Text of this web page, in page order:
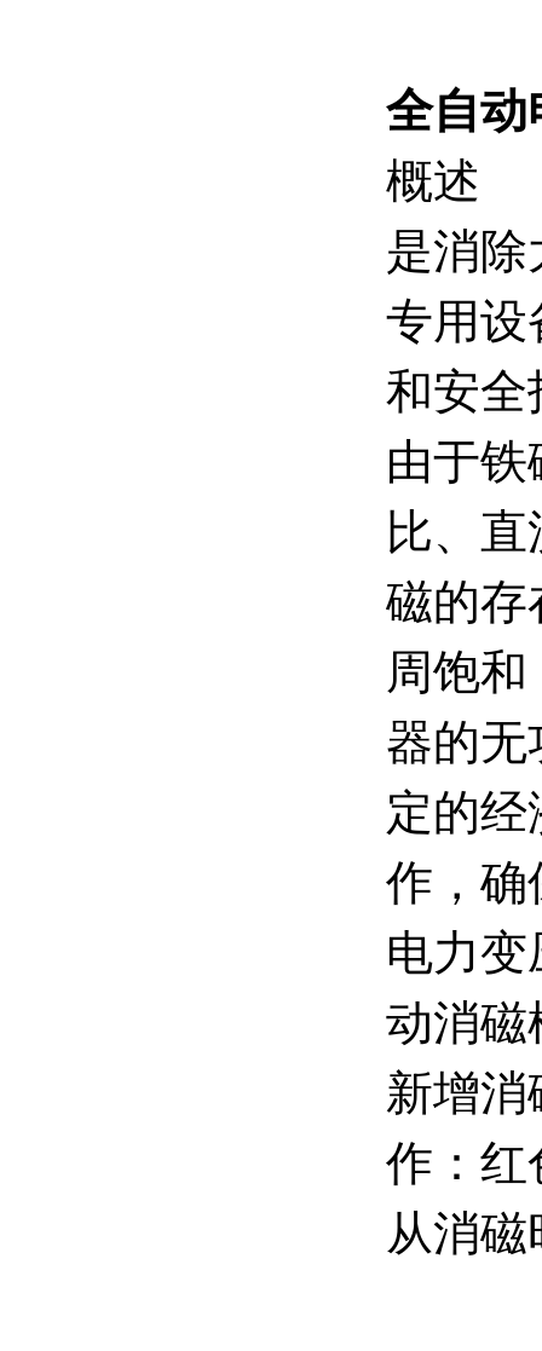
全自动
概述
是消
专用设
和安全
由于
比、
磁的存
周饱
器的无
定的
作，确
电力
动消磁
新增
作：红
从消